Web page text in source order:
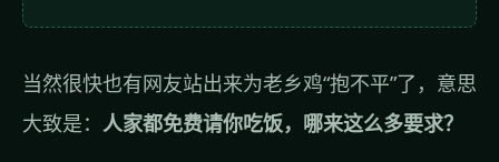
当然很快也有网友站出来为老乡鸡“抱不平”了，意思
大致是： 人家都免费请你吃饭，哪来这么多要求？